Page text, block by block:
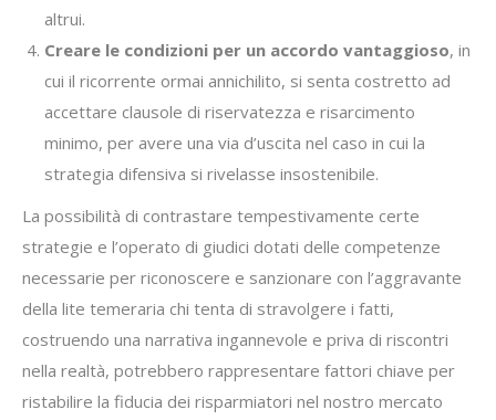
altrui.
Creare le condizioni per un accordo vantaggioso, in
cui il ricorrente ormai annichilito, si senta costretto ad
accettare clausole di riservatezza e risarcimento
minimo, per avere una via d’uscita nel caso in cui la
strategia difensiva si rivelasse insostenibile.
La possibilità di contrastare tempestivamente certe
strategie e l’operato di giudici dotati delle competenze
necessarie per riconoscere e sanzionare con l’aggravante
della lite temeraria chi tenta di stravolgere i fatti,
costruendo una narrativa ingannevole e priva di riscontri
nella realtà, potrebbero rappresentare fattori chiave per
ristabilire la fiducia dei risparmiatori nel nostro mercato